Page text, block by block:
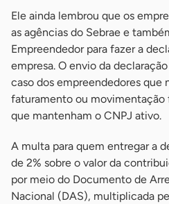
Ele ainda lembrou que os
as agências do Sebrae e
Empreendedor para fazer a
empresa. O envio da
caso dos empreendedores que
faturamento ou movimentação
que mantenham o CNPJ ativo.
A multa para quem entregar a
de 2% sobre o valor da
por meio do Documento de
Nacional (DAS), multiplicada